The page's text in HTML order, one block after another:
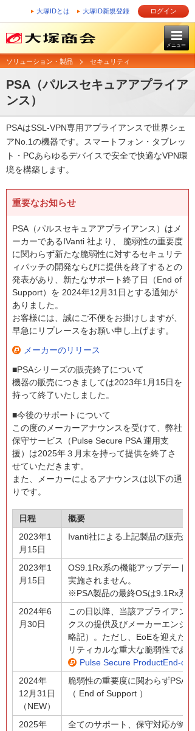
大塚IDとは 大塚ID新規登録 ログイン
メニュー
ソリューション・製品 セキュリティ
PSA（パルスセキュアアプライア
ンス）
PSAはSSL-VPN専用アプライアンスで世界シェ
アNo.1の機器です。スマートフォン・タブレッ
ト・PCあらゆるデバイスで安全で快適なVPN環
境を構築します。
重要なお知らせ
PSA（パルスセキュアアプライアンス）はメ
ーカーであるIVanti 社より、 脆弱性の重要度
に関わらず新たな脆弱性に対するセキュリテ
ィパッチの開発ならびに提供を終了するとの
発表があり、新たなサポート終了日（End of
Support）を 2024年12月31日とする通知が
ありました。
お客様には、誠にご不便をお掛けしますが、
早急にリプレースをお願い申し上げます。
メーカーのリリース
■PSAシリーズの販売終了について
機器の販売につきましては2023年1月15日を
持って終了いたしました。
■今後のサポートについて
この度のメーカーアナウンスを受けて、弊社
保守サービス（Pulse Secure PSA 運用支
援）は2025年３月末を持って提供を終了さ
せていただきます。
また、メーカーによるアナウンスは以下の通
りです。
日程
概要
2023年1
月15日
Ivanti社による上記製品の販売終
2023年1
月15日
OS9.1Rx系の機能アップデート
実施されません。
※PSA製品の最終OSは9.1Rx系と
2024年6
月30日
この日以降、当該アプライアン
クスの提供及びメーカーエンジ
略記）。ただし、EoEを迎えた
リティカルな重大な脆弱性であ
Pulse Secure ProductEnd-of-
2024年
12月31日
（NEW）
脆弱性の重要度に関わらずPSA
（ End of Support ）
2025年
全てのサポート、保守対応が終